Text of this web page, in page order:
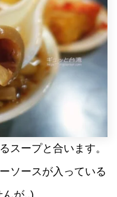
スープと合います。
ソースが入っている
んが..)